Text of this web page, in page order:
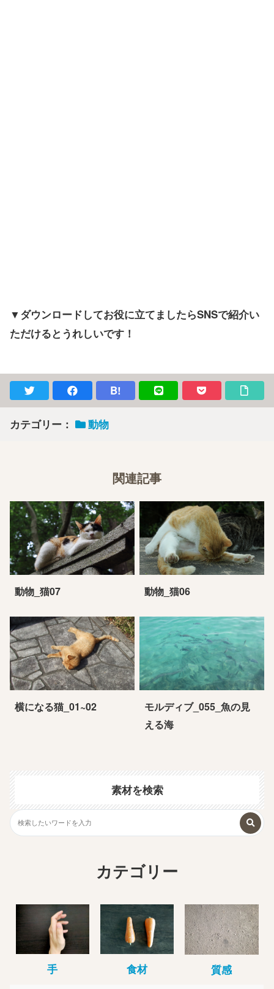
▼ダウンロードしてお役に立てましたらSNSで紹介い
ただけるとうれしいです！
B!
カテゴリー： 動物
関連記事
動物_猫07 動物_猫06
横になる猫_01~02
モルディブ_055_魚の見
える海
素材を検索
カテゴリー
手 食材 質感